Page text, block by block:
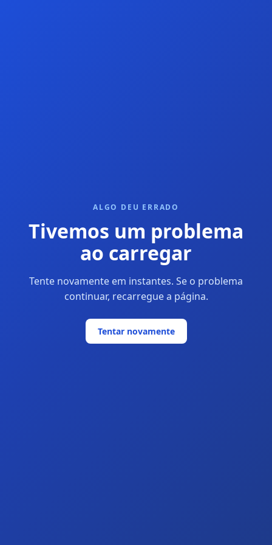
ALGO DEU ERRADO
Tivemos um problema
ao carregar
Tente novamente em instantes. Se o problema
continuar, recarregue a página.
Tentar novamente